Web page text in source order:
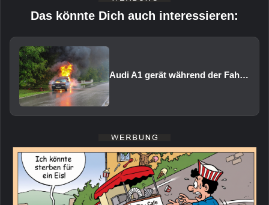
Das könnte Dich auch interessieren:
Audi A1 gerät während der Fahrt in Brand